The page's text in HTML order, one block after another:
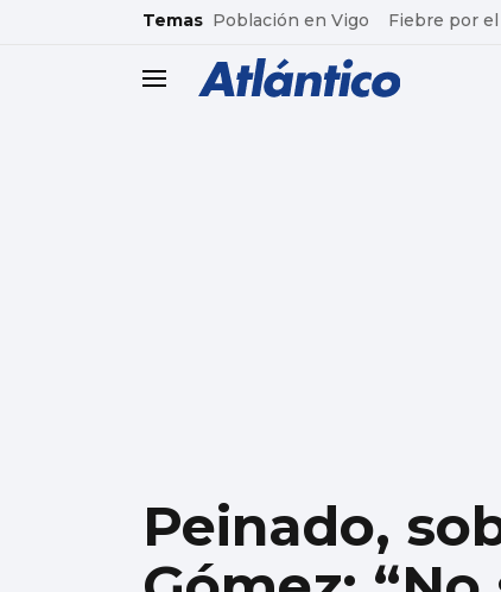
common.go-to-content
Temas Población en Vigo Fiebre por el
header.menu.open
Peinado,